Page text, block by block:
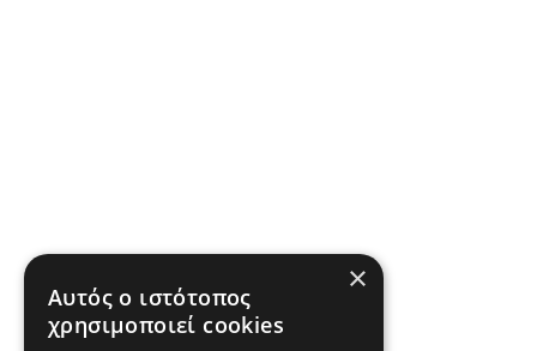
×
Αυτός ο ιστότοπος
χρησιμοποιεί cookies